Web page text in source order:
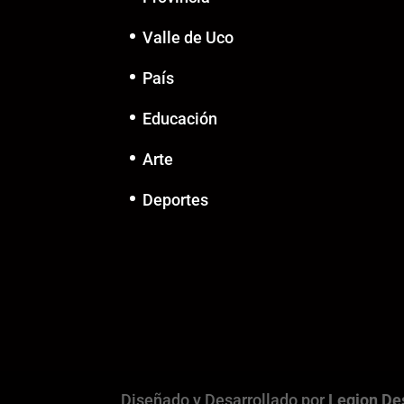
Valle de Uco
País
Educación
Arte
Deportes
Diseñado y Desarrollado por Legion